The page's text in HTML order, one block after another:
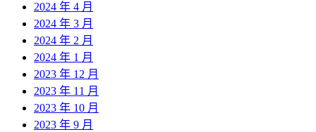
2024 年 4 月
2024 年 3 月
2024 年 2 月
2024 年 1 月
2023 年 12 月
2023 年 11 月
2023 年 10 月
2023 年 9 月